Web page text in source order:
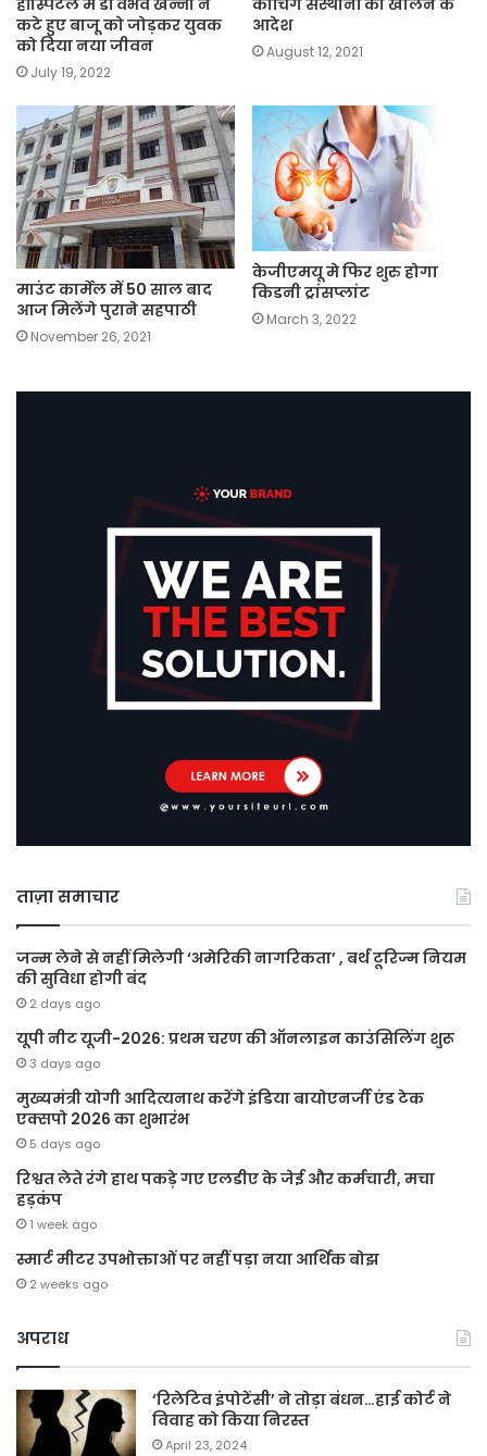
कटे हुए बाजू को जोड़कर युवक
को दिया नया जीवन
July 19, 2022
आदेश
August 12, 2021
माउंट कार्मेल में 50 साल बाद
आज मिलेंगे पुराने सहपाठी
November 26, 2021
केजीएमयू मे फिर शुरु होगा
किडनी ट्रांसप्लांट
March 3, 2022
ताज़ा समाचार
जन्म लेने से नहीं मिलेगी ‘अमेरिकी नागरिकता’ , बर्थ टूरिज्म नियम
की सुविधा होगी बंद
2 days ago
यूपी नीट यूजी-2026: प्रथम चरण की ऑनलाइन काउंसिलिंग शुरू
3 days ago
मुख्यमंत्री योगी आदित्यनाथ करेंगे इंडिया बायोएनर्जी एंड टेक
एक्सपो 2026 का शुभारंभ
5 days ago
रिश्वत लेते रंगे हाथ पकड़े गए एलडीए के जेई और कर्मचारी, मचा
हड़कंप
1 week ago
स्मार्ट मीटर उपभोक्ताओं पर नहीं पड़ा नया आर्थिक बोझ
2 weeks ago
अपराध
‘रिलेटिव इंपोटेंसी’ ने तोड़ा बंधन…हाई कोर्ट ने
विवाह को किया निरस्त
April 23, 2024